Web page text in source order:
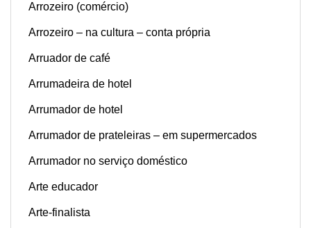
Arrozeiro (comércio)
Arrozeiro – na cultura – conta própria
Arruador de café
Arrumadeira de hotel
Arrumador de hotel
Arrumador de prateleiras – em supermercados
Arrumador no serviço doméstico
Arte educador
Arte-finalista